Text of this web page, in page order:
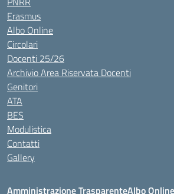
Erasmus
Albo Online
Circolari
Docenti 25/26
Archivio Area Riservata Docenti
Genitori
ATA
BES
Modulistica
Contatti
Gallery
Amministrazione TrasparenteAlbo Online